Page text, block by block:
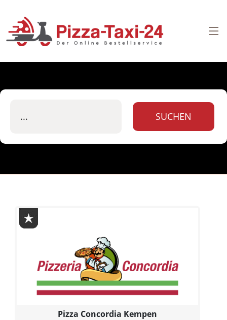
Pizza Concordia Kempen